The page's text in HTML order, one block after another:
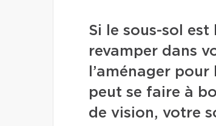
Si le sous-sol est
revamper dans
l’aménager
peut se faire à
de vision, votre